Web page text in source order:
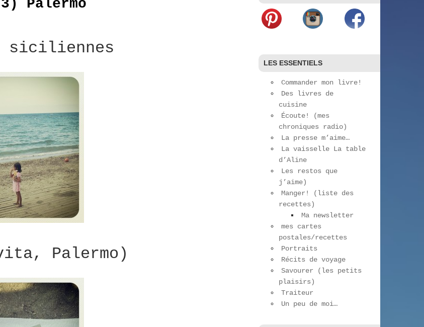
Palermo
siciliennes
Palermo)
LES ESSENTIELS
Commander mon livre!
Des livres de
cuisine
Écoute! (mes
chroniques radio)
La presse m’aime…
La vaisselle La table
d’Aline
Les restos que
j’aime)
Manger! (liste des
recettes)
Ma newsletter
mes cartes
postales/recettes
Portraits
Récits de voyage
Savourer (les petits
plaisirs)
Traiteur
Un peu de moi…